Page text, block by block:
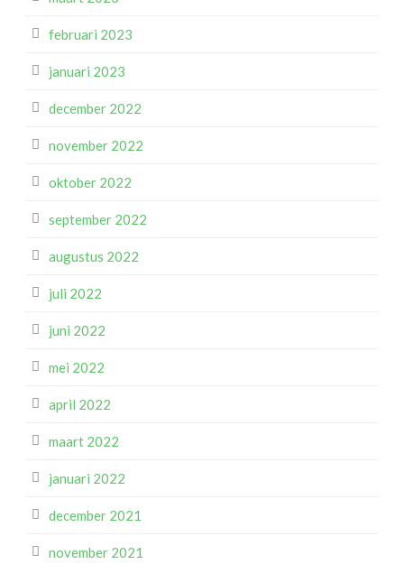
februari 2023
januari 2023
december 2022
november 2022
oktober 2022
september 2022
augustus 2022
juli 2022
juni 2022
mei 2022
april 2022
maart 2022
januari 2022
december 2021
november 2021